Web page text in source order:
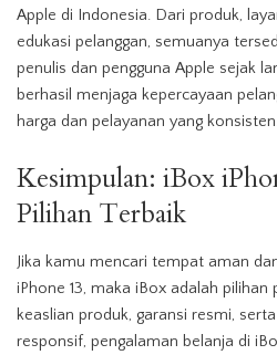
Apple di Indonesia. Dari produk,
edukasi pelanggan, semuanya
penulis dan pengguna Apple sejak
berhasil menjaga kepercayaan
harga dan pelayanan yang
Kesimpulan: iBox
Pilihan Terbaik
Jika kamu mencari tempat aman
iPhone 13, maka iBox adalah pilihan
keaslian produk, garansi resmi,
responsif, pengalaman belanja di